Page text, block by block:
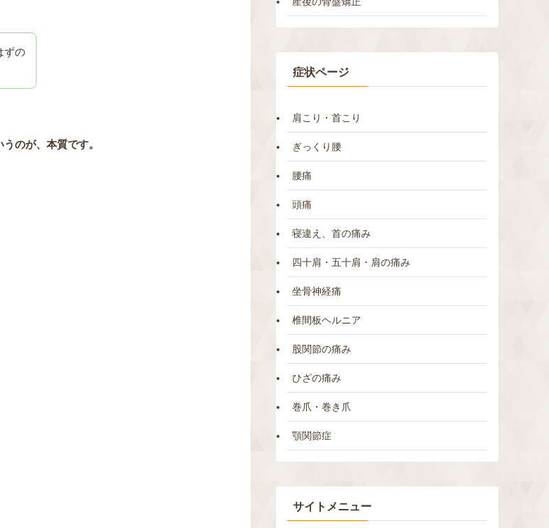
ずの
のが、本質です。
症状ページ
肩こり・首こり
ぎっくり腰
腰痛
頭痛
寝違え、首の痛み
四十肩・五十肩・肩の痛み
坐骨神経痛
椎間板ヘルニア
股関節の痛み
ひざの痛み
巻爪・巻き爪
顎関節症
サイトメニュー